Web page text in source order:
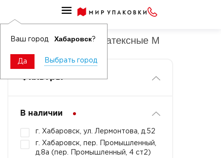
Ваш город Хабаровск?
Да Выбрать город
Перчатки в коробке латексные M
Фильтры
В наличии
г. Хабаровск, ул. Лермонтова, д.52
г. Хабаровск, пер. Промышленный,
д.8а (пер. Промышленный, 4 ст2)